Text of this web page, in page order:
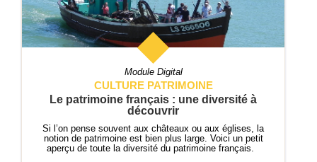
Module Digital
CULTURE PATRIMOINE
Le patrimoine français : une diversité à
découvrir
Si l’on pense souvent aux châteaux ou aux églises, la
notion de patrimoine est bien plus large. Voici un petit
aperçu de toute la diversité du patrimoine français.